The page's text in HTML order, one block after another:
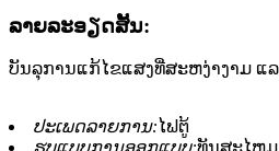
ລາຍ​ລະ​ອຽດ​ສັ້ນ​:
ບັນລຸການແກ້ໄຂແສງທີ່ສະຫງ່າງາມ ແ
ປະເພດລາຍການ:ໄຟຕູ້